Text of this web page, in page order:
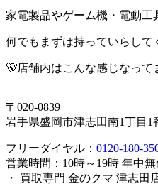
家電製品やゲーム機・電動工
何でもまずは持っていらし
🐻店舗内はこんな感じなって
〒020-0839
岩手県盛岡市津志田南1丁目1
フリーダイヤル： 0120-180-
営業時間：10時～19時 年中無
・ 買取専門 金のクマ 津志田